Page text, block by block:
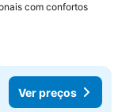
com confortos
Ver preços